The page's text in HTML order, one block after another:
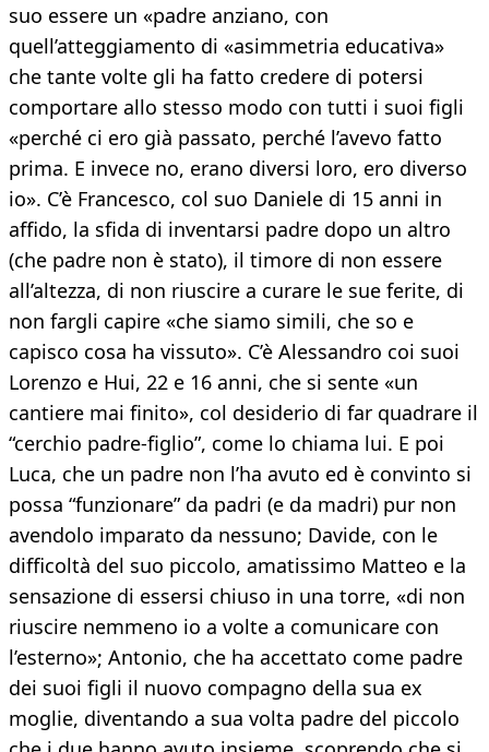
suo essere un «padre anziano, con
quell’atteggiamento di «asimmetria educativa»
che tante volte gli ha fatto credere di potersi
comportare allo stesso modo con tutti i suoi figli
«perché ci ero già passato, perché l’avevo fatto
prima. E invece no, erano diversi loro, ero diverso
io». C’è Francesco, col suo Daniele di 15 anni in
affido, la sfida di inventarsi padre dopo un altro
(che padre non è stato), il timore di non essere
all’altezza, di non riuscire a curare le sue ferite, di
non fargli capire «che siamo simili, che so e
capisco cosa ha vissuto». C’è Alessandro coi suoi
Lorenzo e Hui, 22 e 16 anni, che si sente «un
cantiere mai finito», col desiderio di far quadrare il
“cerchio padre-figlio”, come lo chiama lui. E poi
Luca, che un padre non l’ha avuto ed è convinto si
possa “funzionare” da padri (e da madri) pur non
avendolo imparato da nessuno; Davide, con le
difficoltà del suo piccolo, amatissimo Matteo e la
sensazione di essersi chiuso in una torre, «di non
riuscire nemmeno io a volte a comunicare con
l’esterno»; Antonio, che ha accettato come padre
dei suoi figli il nuovo compagno della sua ex
moglie, diventando a sua volta padre del piccolo